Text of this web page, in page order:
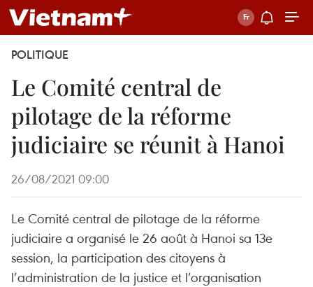
POLITIQUE
Le Comité central de
pilotage de la réforme
judiciaire se réunit à Hanoi
26/08/2021 09:00
Le Comité central de pilotage de la réforme
judiciaire a organisé le 26 août à Hanoi sa 13e
session, la participation des citoyens à
l’administration de la justice et l’organisation